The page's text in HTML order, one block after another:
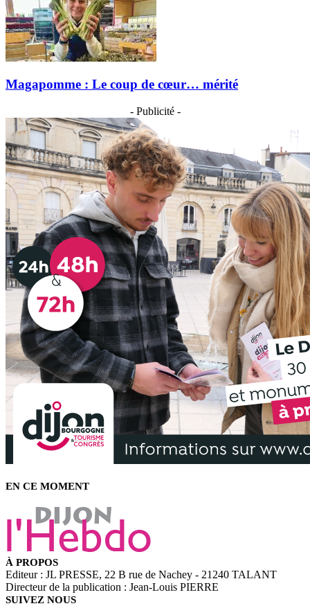
Magapomme : Le coup de cœur… mérité
- Publicité -
EN CE MOMENT
À PROPOS
Editeur : JL PRESSE, 22 B rue de Nachey - 21240 TALANT
Directeur de la publication : Jean-Louis PIERRE
SUIVEZ NOUS